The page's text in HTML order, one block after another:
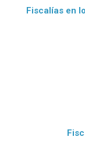
Fiscalías en